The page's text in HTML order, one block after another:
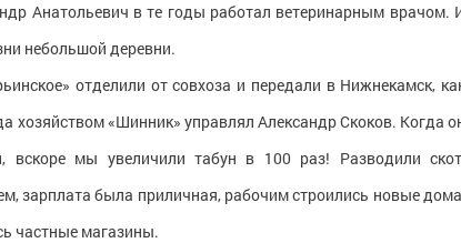
Анатольевич в те годы работал ветеринарным врачом.
небольшой деревни.
отделили от совхоза и передали в Нижнекамск,
хозяйством «Шинник» управлял Александр Скоков. Когда
мы увеличили табун в 100 раз! Разводили
зарплата была приличная, рабочим строились новые
частные магазины.